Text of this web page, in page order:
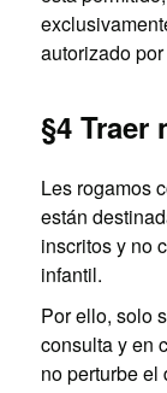
autorizado
§4 Traer
Les rogamos
están
inscritos y no
infantil.
Por ello, solo
consulta y en
no perturbe el